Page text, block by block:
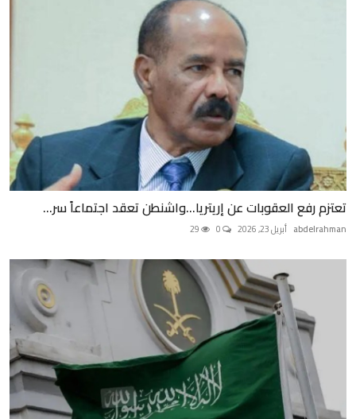
تعتزم رفع العقوبات عن إريتريا...واشنطن تعقد اجتماعاً سر...
abdelrahman أبريل 23, 2026